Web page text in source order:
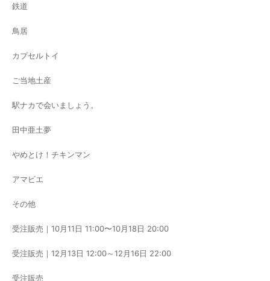
鉄道
鳥居
カプセルトイ
ご当地土産
駅ナカで会いましょう。
田中亜土夢
やめとけ！チキンマン
アマビエ
その他
受注販売｜10月11日 11:00〜10月18日 20:00
受注販売｜12月13日 12:00～12月16日 22:00
受注販売